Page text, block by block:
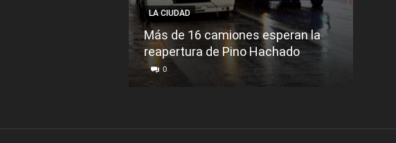
LA CIUDAD
Más de 16 camiones esperan la
reapertura de Pino Hachado
0